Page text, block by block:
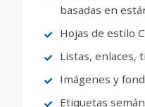
basadas en
Hojas de estilo
Listas, enlaces,
Imágenes y
Etiquetas